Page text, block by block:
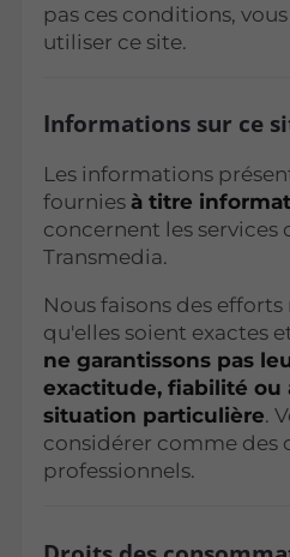
pas ces conditions,
utiliser ce site.
Informations sur ce
Les informations
fourniesà titre
concernent les services
Transmedia.
Nous faisons des
qu'elles soient exactes
ne garantissons pas
exactitude, fiabilité ou
situation particulière.
considérer comme des
professionnels.